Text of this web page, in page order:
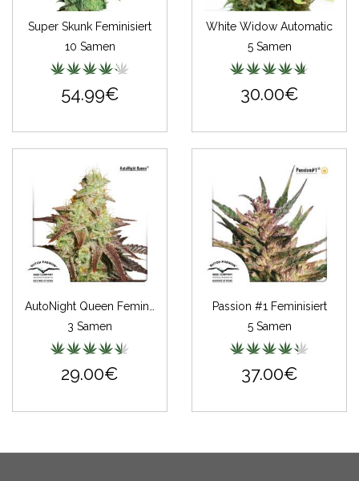
Super Skunk Feminisiert
10 Samen
54.99€
White Widow Automatic
5 Samen
30.00€
3 Samen
29.00€
Passion #1 Feminisiert
5 Samen
37.00€